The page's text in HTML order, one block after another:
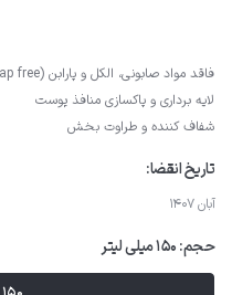
فاقد مواد صابونی، الکل و پارابن (soap free)
لایه برداری و پاکسازی منافذ پوست
شفاف کننده و طراوت بخش
تاریخ انقضا:
آبان 1407
حجم:150 میلی لیتر